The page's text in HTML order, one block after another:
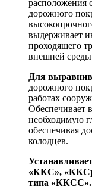
расположения
дорожного
выдерживает
проходящего
внешней
Для
дорожного
работах
Обеспечивает
необходимую
обеспечивая
колодцев.
«ККС»,
типа «ККСС».